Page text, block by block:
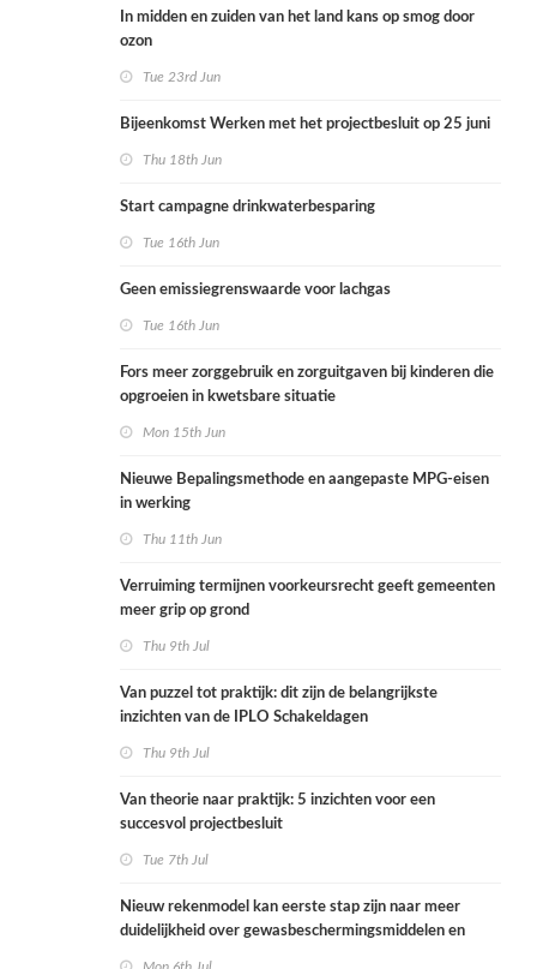
In midden en zuiden van het land kans op smog door
ozon
Tue 23rd Jun
Bijeenkomst Werken met het projectbesluit op 25 juni
Thu 18th Jun
Start campagne drinkwaterbesparing
Tue 16th Jun
Geen emissiegrenswaarde voor lachgas
Tue 16th Jun
Fors meer zorggebruik en zorguitgaven bij kinderen die
opgroeien in kwetsbare situatie
Mon 15th Jun
Nieuwe Bepalingsmethode en aangepaste MPG-eisen
in werking
Thu 11th Jun
Verruiming termijnen voorkeursrecht geeft gemeenten
meer grip op grond
Thu 9th Jul
Van puzzel tot praktijk: dit zijn de belangrijkste
inzichten van de IPLO Schakeldagen
Thu 9th Jul
Van theorie naar praktijk: 5 inzichten voor een
succesvol projectbesluit
Tue 7th Jul
Nieuw rekenmodel kan eerste stap zijn naar meer
duidelijkheid over gewasbeschermingsmiddelen en